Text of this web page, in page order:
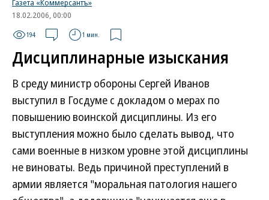
Газета «Коммерсантъ»
18.02.2006, 00:00
194 1 мин.
Дисциплинарные изыскания
В среду министр обороны Сергей Иванов
выступил в Госдуме с докладом о мерах по
повышению воинской дисциплины. Из его
выступления можно было сделать вывод, что
сами военные в низком уровне этой дисциплины
не виноваты. Ведь причиной преступлений в
армии является "моральная патология нашего